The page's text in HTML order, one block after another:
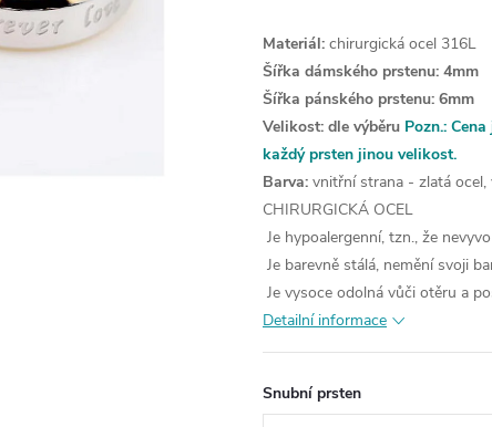
Materiál: chirurgická ocel 316L
Šířka dámského prstenu: 4mm
Šířka pánského prstenu: 6mm
Velikost: dle výběru Pozn.:
každý prsten jinou velikost.
Barva: vnitřní strana - zlatá
CHIRURGICKÁ OCEL
Je hypoalergenní, tzn., že
Je barevně stálá, nemění svoji
Je vysoce odolná vůči otěru a
Detailní informace
Snubní prsten